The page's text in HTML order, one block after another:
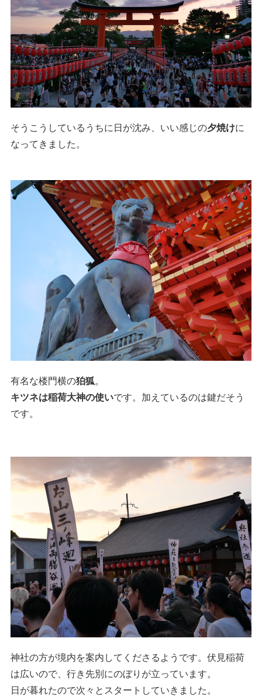
そうこうしているうちに日が沈み、いい感じの夕焼けに
なってきました。
有名な楼門横の狛狐。
キツネは稲荷大神の使いです。加えているのは鍵だそう
です。
神社の方が境内を案内してくださるようです。伏見稲荷
は広いので、行き先別にのぼりが立っています。
日が暮れたので次々とスタートしていきました。